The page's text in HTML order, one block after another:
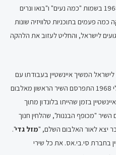
גבי תקליטון שיצא בישראל בפברואר 1968 בשמות "כמה נעים" ו"בואו ונרים
הלהקה כמה פעמים בתוכניות טלוויזיה שונות
לישראל, והחליט לעזוב את הלהקה
המשיך איינשטיין בעבודתו עם
שלום חנוך, הפעם על אלבום שלם. ביולי 1968 התפרסם השיר הראשון מאלבום
בזמן שהייתו בלונדון מתוך
"מכופף הבננות", שהלחין חנוך
יצא לאור האלבום השלם, "מזל גדי".
בחברת סי.בי.אס. את כל שירי